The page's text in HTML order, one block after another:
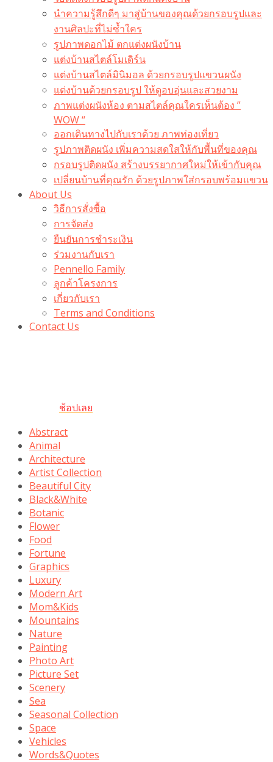
นำความรู้สึกดีๆ มาสู่บ้านของคุณด้วยกรอบรูปและ
งานศิลปะที่ไม่ซ้ำใคร
รูปภาพดอกไม้ ตกแต่งผนังบ้าน
แต่งบ้านสไตล์โมเดิร์น
แต่งบ้านสไตล์มินิมอล ด้วยกรอบรูปแขวนผนัง
แต่งบ้านด้วยกรอบรูป ให้ดูอบอุ่นและสวยงาม
ภาพแต่งผนังห้อง ตามสไตล์คุณใครเห็นต้อง ”
WOW “
ออกเดินทางไปกับเราด้วย ภาพท่องเที่ยว
รูปภาพติดผนัง เพิ่มความสดใสให้กับพื้นที่ของคุณ
กรอบรูปติดผนัง สร้างบรรยากาศใหม่ให้เข้ากับคุณ
เปลี่ยนบ้านที่คุณรัก ด้วยรูปภาพใส่กรอบพร้อมแขวน​
About Us
วิธีการสั่งซื้อ
การจัดส่ง
ยืนยันการชำระเงิน
ร่วมงานกับเรา
Pennello Family
ลูกค้าโครงการ
เกี่ยวกับเรา
Terms and Conditions
Contact Us
ช้อปเลย
Abstract
Animal
Architecture
Artist Collection
Beautiful City
Black&White
Botanic
Flower
Food
Fortune
Graphics
Luxury
Modern Art
Mom&Kids
Mountains
Nature
Painting
Photo Art
Picture Set
Scenery
Sea
Seasonal Collection
Space
Vehicles
Words&Quotes